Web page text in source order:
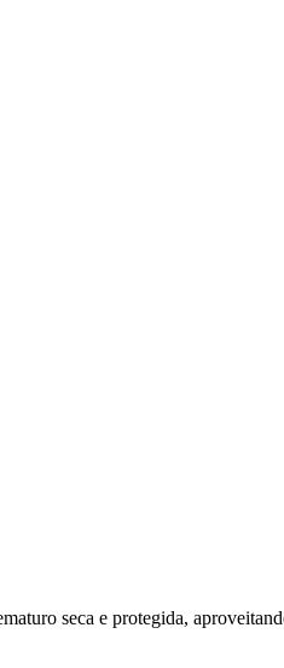
seca e protegida,